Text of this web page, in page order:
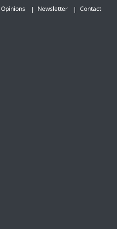
Opinions Newsletter Contact